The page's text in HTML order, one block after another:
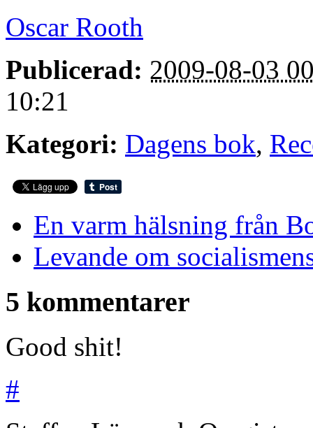
Oscar Rooth
Publicerad: 2009-08-03
10:21
Kategori: Dagens bok,
En varm hälsning från
Levande om
5 kommentarer
Good shit!
#